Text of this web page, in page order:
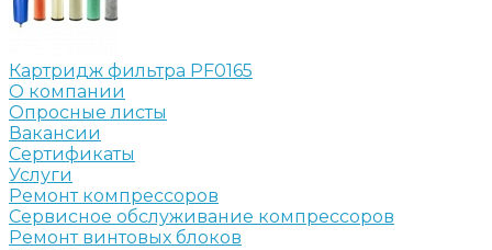
Картридж фильтра PF0165
О компании
Опросные листы
Вакансии
Сертификаты
Услуги
Ремонт компрессоров
Сервисное обслуживание компрессоров
Ремонт винтовых блоков